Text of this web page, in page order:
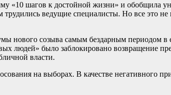
«10 шагов к достойной жизни» и обобщила
трудились ведущие специалисты. Но все
нового созыва самым бездарным периодом
людей» было заблокировано возвращение
власти.
на выборах. В качестве негативного